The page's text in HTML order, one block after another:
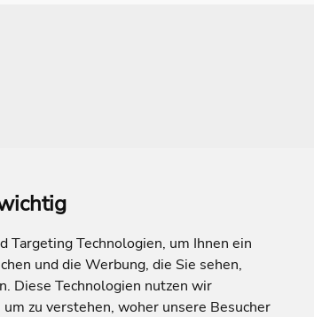
Targeting Technologien, um Ihnen ein
und die Werbung, die Sie sehen,
Diese Technologien nutzen wir
zu verstehen, woher unsere Besucher